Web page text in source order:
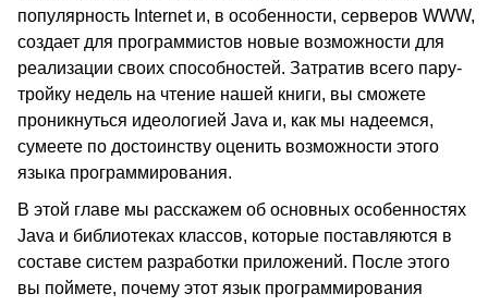
популярность Internet и, в особенности, серверов WWW,
создает для программистов новые возможности для
реализации своих способностей. Затратив всего пару-
тройку недель на чтение нашей книги, вы сможете
проникнуться идеологией Java и, как мы надеемся,
сумеете по достоинству оценить возможности этого
языка программирования.
В этой главе мы расскажем об основных особенностях
Java и библиотеках классов, которые поставляются в
составе систем разработки приложений. После этого
вы поймете, почему этот язык программирования